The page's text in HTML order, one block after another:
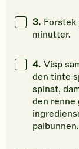
3. Forstek
minutter.
4. Visp
den tinte
spinat,
den renne
paibunnen.